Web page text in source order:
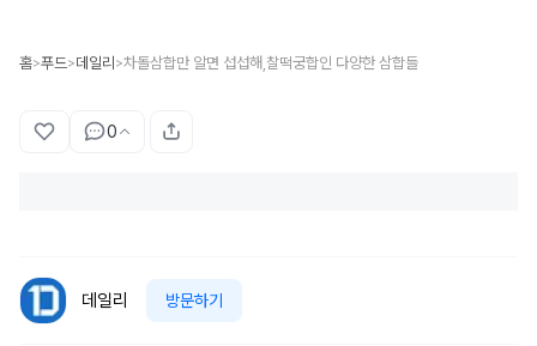
홈>푸드>데일리 >차돌삼합만 알면 섭섭해,찰떡궁합인 다양한 삼합들
0
데일리 방문하기